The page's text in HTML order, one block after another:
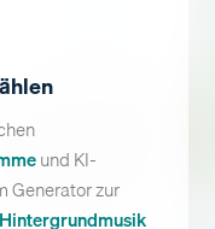
und KI-
Generator zur
Hintergrundmusik